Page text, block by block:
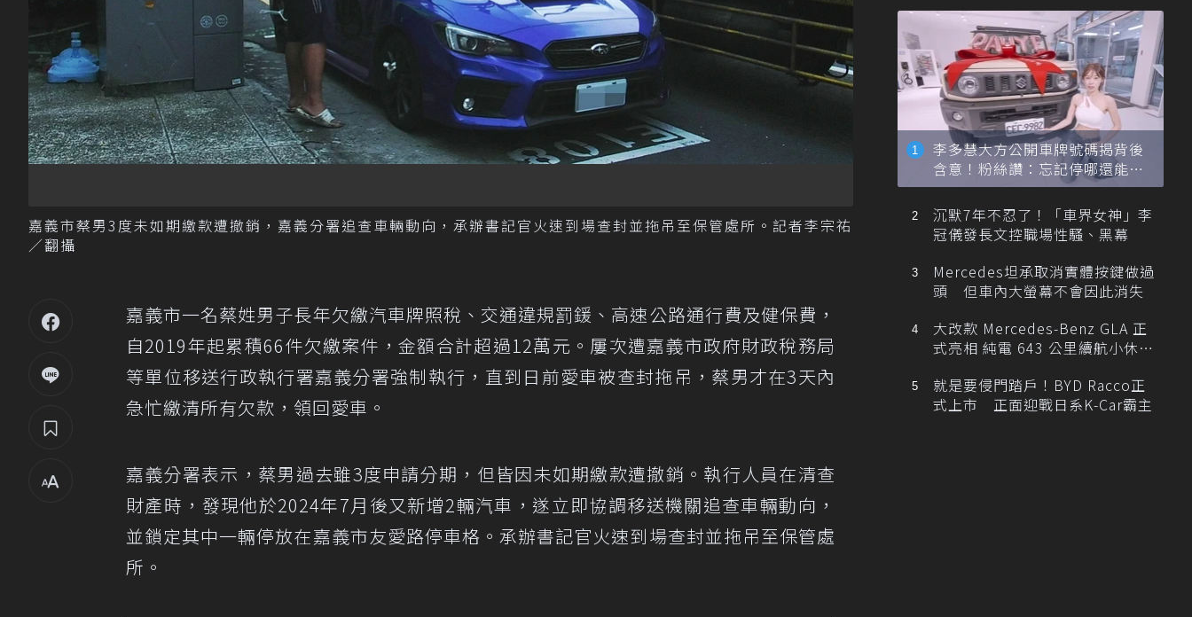
嘉義市蔡男3度未如期繳款遭撤銷，嘉義分署追查車輛動向，承辦書記官火速到場查封並拖吊至保管處所。記者李宗祐
／翻攝
嘉義市一名蔡姓男子長年欠繳汽車牌照稅、交通違規罰鍰、高速公路通行費及健保費，
自2019年起累積66件欠繳案件，金額合計超過12萬元。屢次遭嘉義市政府財政稅務局
等單位移送行政執行署嘉義分署強制執行，直到日前愛車被查封拖吊，蔡男才在3天內
急忙繳清所有欠款，領回愛車。
嘉義分署表示，蔡男過去雖3度申請分期，但皆因未如期繳款遭撤銷。執行人員在清查
財產時，發現他於2024年7月後又新增2輛汽車，遂立即協調移送機關追查車輛動向，
並鎖定其中一輛停放在嘉義市友愛路停車格。承辦書記官火速到場查封並拖吊至保管處
所。
李多慧大方公開車牌號碼揭背後
含意！粉絲讚：忘記停哪還能幫
忙找車
沉默7年不忍了！「車界女神」李
冠儀發長文控職場性騷、黑幕
Mercedes坦承取消實體按鍵做過
頭 但車內大螢幕不會因此消失
大改款 Mercedes-Benz GLA 正
式亮相 純電 643 公里續航小休
就是要侵門踏戶！BYD Racco正
式上市 正面迎戰日系K-Car霸主